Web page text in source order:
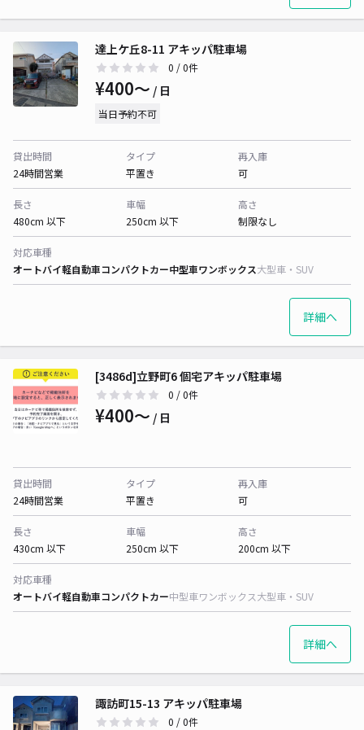
達上ケ丘8-11 アキッパ駐車場
0 / 0件
¥400〜 / 日
当日予約不可
貸出時間
24時間営業
タイプ
平置き
再入庫
可
長さ
480cm 以下
車幅
250cm 以下
高さ
制限なし
対応車種
オートバイ軽自動車コンパクトカー中型車ワンボックス大型車・SUV
詳細へ
[3486d]立野町6 個宅アキッパ駐車場
0 / 0件
¥400〜 / 日
貸出時間
24時間営業
タイプ
平置き
再入庫
可
長さ
430cm 以下
車幅
250cm 以下
高さ
200cm 以下
対応車種
オートバイ軽自動車コンパクトカー中型車ワンボックス大型車・SUV
詳細へ
諏訪町15-13 アキッパ駐車場
0 / 0件